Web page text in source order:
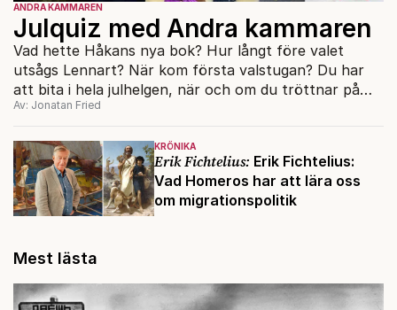
KRÖNIKA
Erik Fichtelius: Erik Fichtelius:
Vad Homeros har att lära oss
om migrationspolitik
ANDRA KAMMAREN
Julquiz med Andra kammaren
Vad hette Håkans nya bok? Hur långt före valet
utsågs Lennart? När kom första valstugan? Du har
att bita i hela julhelgen, när och om du tröttnar på
julskinkan, med Andra kammarens julquiz.
Av: Jonatan Fried
Mest lästa